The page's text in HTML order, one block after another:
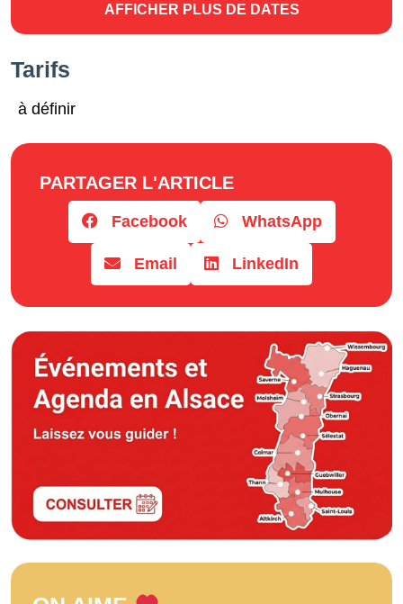
AFFICHER PLUS DE DATES
Tarifs
à définir
PARTAGER L'ARTICLE
Facebook WhatsApp
Email LinkedIn